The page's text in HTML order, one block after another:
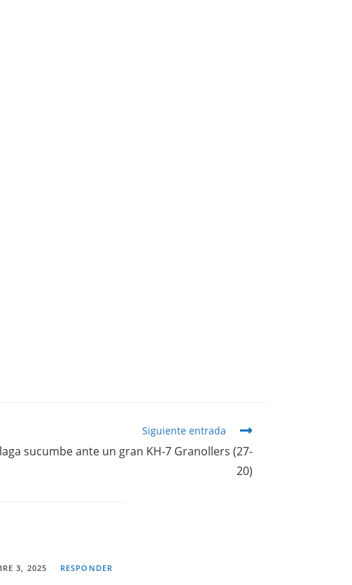
Siguiente entrada
sucumbe ante un gran KH-7 Granollers (27-
20)
3, 2025 RESPONDER